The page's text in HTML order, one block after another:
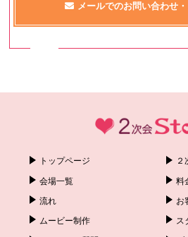
メールでのお問い合わせ
トップページ ２
会場一覧 料
流れ お
ムービー制作 ス